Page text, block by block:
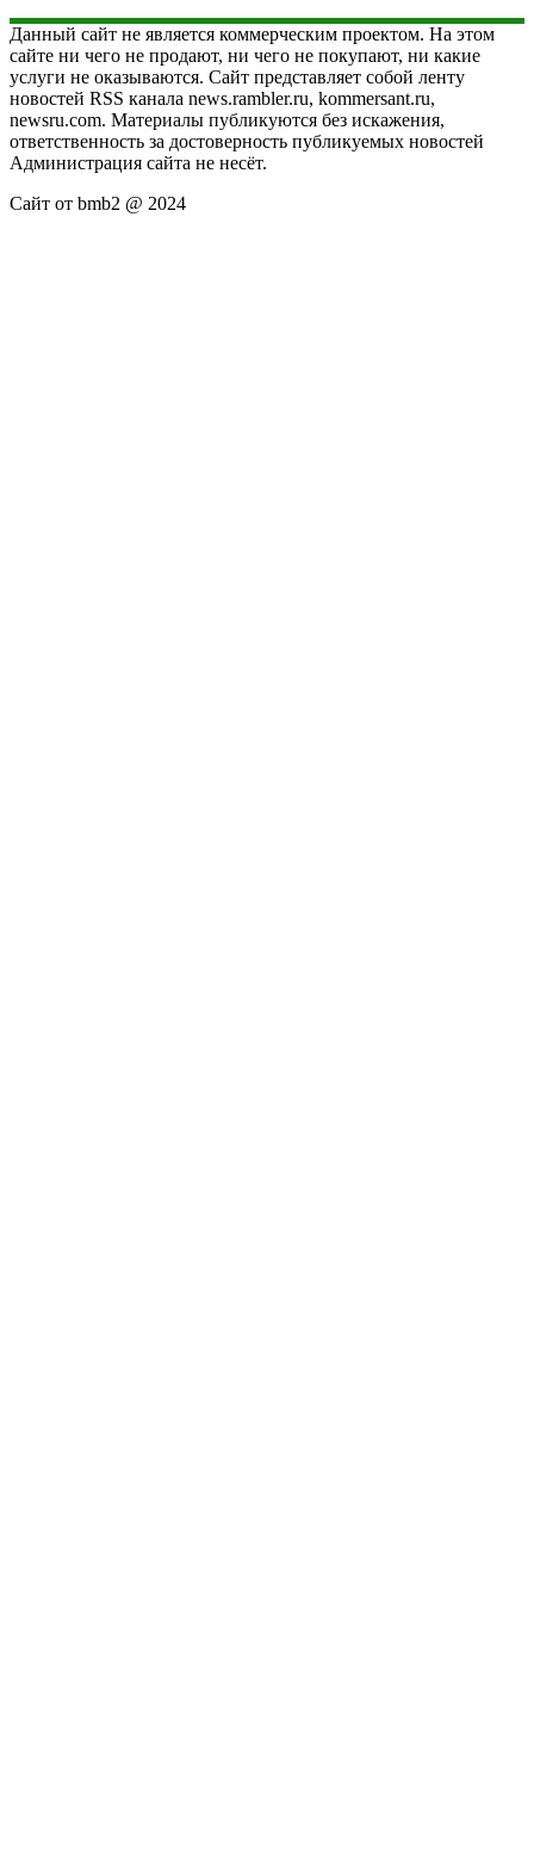
Данный сайт не является коммерческим проектом. На этом
сайте ни чего не продают, ни чего не покупают, ни какие
услуги не оказываются. Сайт представляет собой ленту
новостей RSS канала news.rambler.ru, kommersant.ru,
newsru.com. Материалы публикуются без искажения,
ответственность за достоверность публикуемых новостей
Администрация сайта не несёт.
Сайт от bmb2 @ 2024